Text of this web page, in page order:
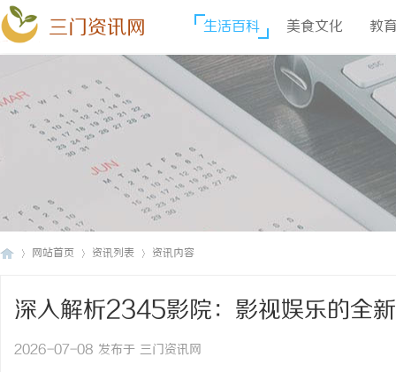
三门资讯网 生活百科 美食文化 教
网站首页 资讯列表 资讯内容
深入解析2345影院：影视娱乐的全
2026-07-08 发布于 三门资讯网